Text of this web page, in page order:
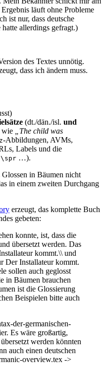
läuft ohne Probleme
ist nur, dass deutsche
allerdings gefragt.)
des Textes unnötig.
dass ich ändern muss.
(dt./dän./isl. und
wie
„The child was
-Abbildungen, AVMs,
Labels und die
\spr …).
in Bäumen nicht
in einem zweiten Durchgang
erzeugt, das komplette Buch
gebeten:
konnte, ist, dass die
übersetzt werden. Das
kommt.\\ und
Der Installateur kommt.
sollen auch geglosst
in Bäumen brauchen
ist die Glossierung
Beispielen bitte auch
der-germanischen-
Es wäre großartig,
werden könnten
auch einen deutschen
overview.tex ->